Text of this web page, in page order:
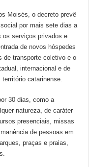
Moisés, o decreto prevê
por mais sete dias a
os serviços privados e
de novos hóspedes
de transporte coletivo e o
internacional e de
catarinense.
30 dias, como a
natureza, de caráter
presenciais, missas
de pessoas em
praças e praias,